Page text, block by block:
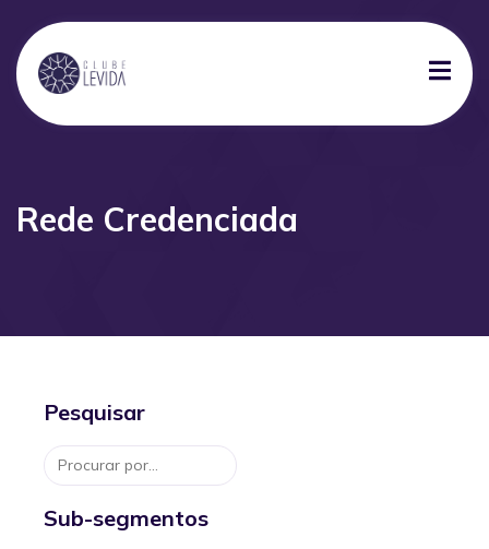
Rede Credenciada
Pesquisar
Sub-segmentos